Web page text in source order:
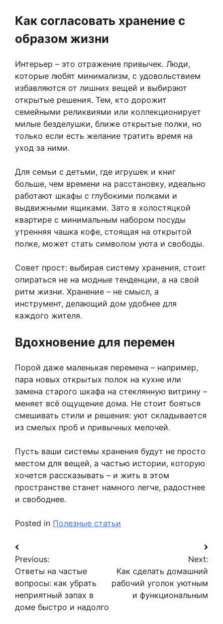
Как согласовать хранение с
образом жизни
Интерьер – это отражение привычек. Люди,
которые любят минимализм, с удовольствием
избавляются от лишних вещей и выбирают
открытые решения. Тем, кто дорожит
семейными реликвиями или коллекционирует
милые безделушки, ближе открытые полки, но
только если есть желание тратить время на
уход за ними.
Для семьи с детьми, где игрушек и книг
больше, чем времени на расстановку, идеально
работают шкафы с глубокими полками и
выдвижными ящиками. Зато в холостяцкой
квартире с минимальным набором посуды
утренняя чашка кофе, стоящая на открытой
полке, может стать символом уюта и свободы.
Совет прост: выбирая систему хранения, стоит
опираться не на модные тенденции, а на свой
ритм жизни. Хранение – не смысл, а
инструмент, делающий дом удобнее для
каждого жителя.
Вдохновение для перемен
Порой даже маленькая перемена – например,
пара новых открытых полок на кухне или
замена старого шкафа на стеклянную витрину –
меняет всё ощущение дома. Не стоит бояться
смешивать стили и решения: уют складывается
из смелых проб и привычных мелочей.
Пусть ваши системы хранения будут не просто
местом для вещей, а частью истории, которую
хочется рассказывать – и жить в этом
пространстве станет намного легче, радостнее
и свободнее.
Posted in Полезные статьи
Навигация
по
записям
Previous:
Ответы на частые
вопросы: как убрать
неприятный запах в
доме быстро и надолго
Next:
Как сделать домашний
рабочий уголок уютным
и функциональным